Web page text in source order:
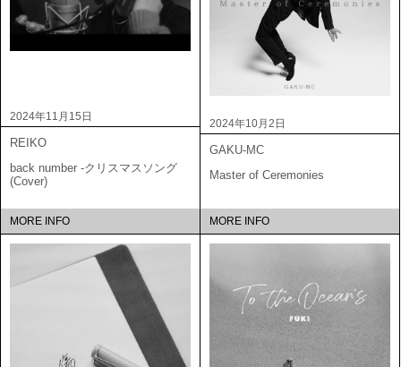
2024年11月15日
REIKO
back number -クリスマスソング
(Cover)
MORE INFO
2024年10月2日
GAKU-MC
Master of Ceremonies
MORE INFO